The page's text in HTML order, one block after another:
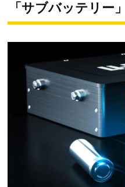
「サブバッテリー